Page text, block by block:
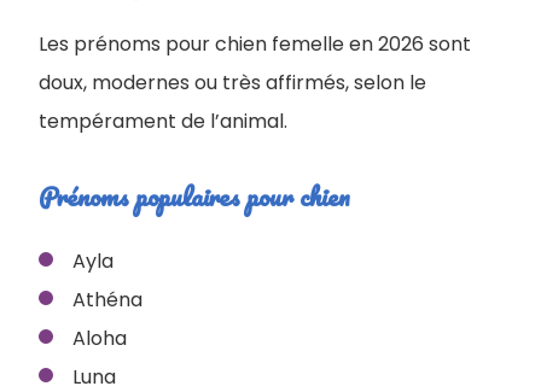
Les prénoms pour chien femelle en 2026 sont
doux, modernes ou très affirmés, selon le
tempérament de l’animal.
Prénoms populaires pour chien
Ayla
Athéna
Aloha
Luna